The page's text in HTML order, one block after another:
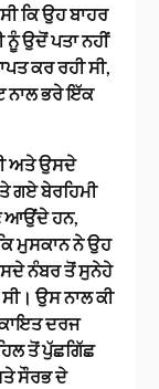
ਕਿ ਉਹ ਬਾਹਰ
ਨੂੰ ਉਦੋਂ ਪਤਾ ਨਹੀਂ
ਕਰ ਰਹੀ ਸੀ,
ਨਾਲ ਭਰੇ ਇੱਕ
ਅਤੇ ਉਸਦੇ
ਗਏ ਬੇਰਹਿਮੀ
ਆਉਂਦੇ ਹਨ,
ਮੁਸਕਾਨ ਨੇ ਉਹ
ਨੰਬਰ ਤੋਂ ਸੁਨੇਹੇ
ਉਸ ਨਾਲ ਕੀ
ਦਰਜ
ਤੋਂ ਪੁੱਛਗਿੱਛ
ਸੌਰਭ ਦੇ